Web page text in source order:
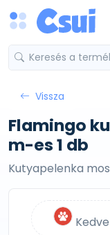
Vissza
Flamingo
m-es 1 db
Kutyapelenka